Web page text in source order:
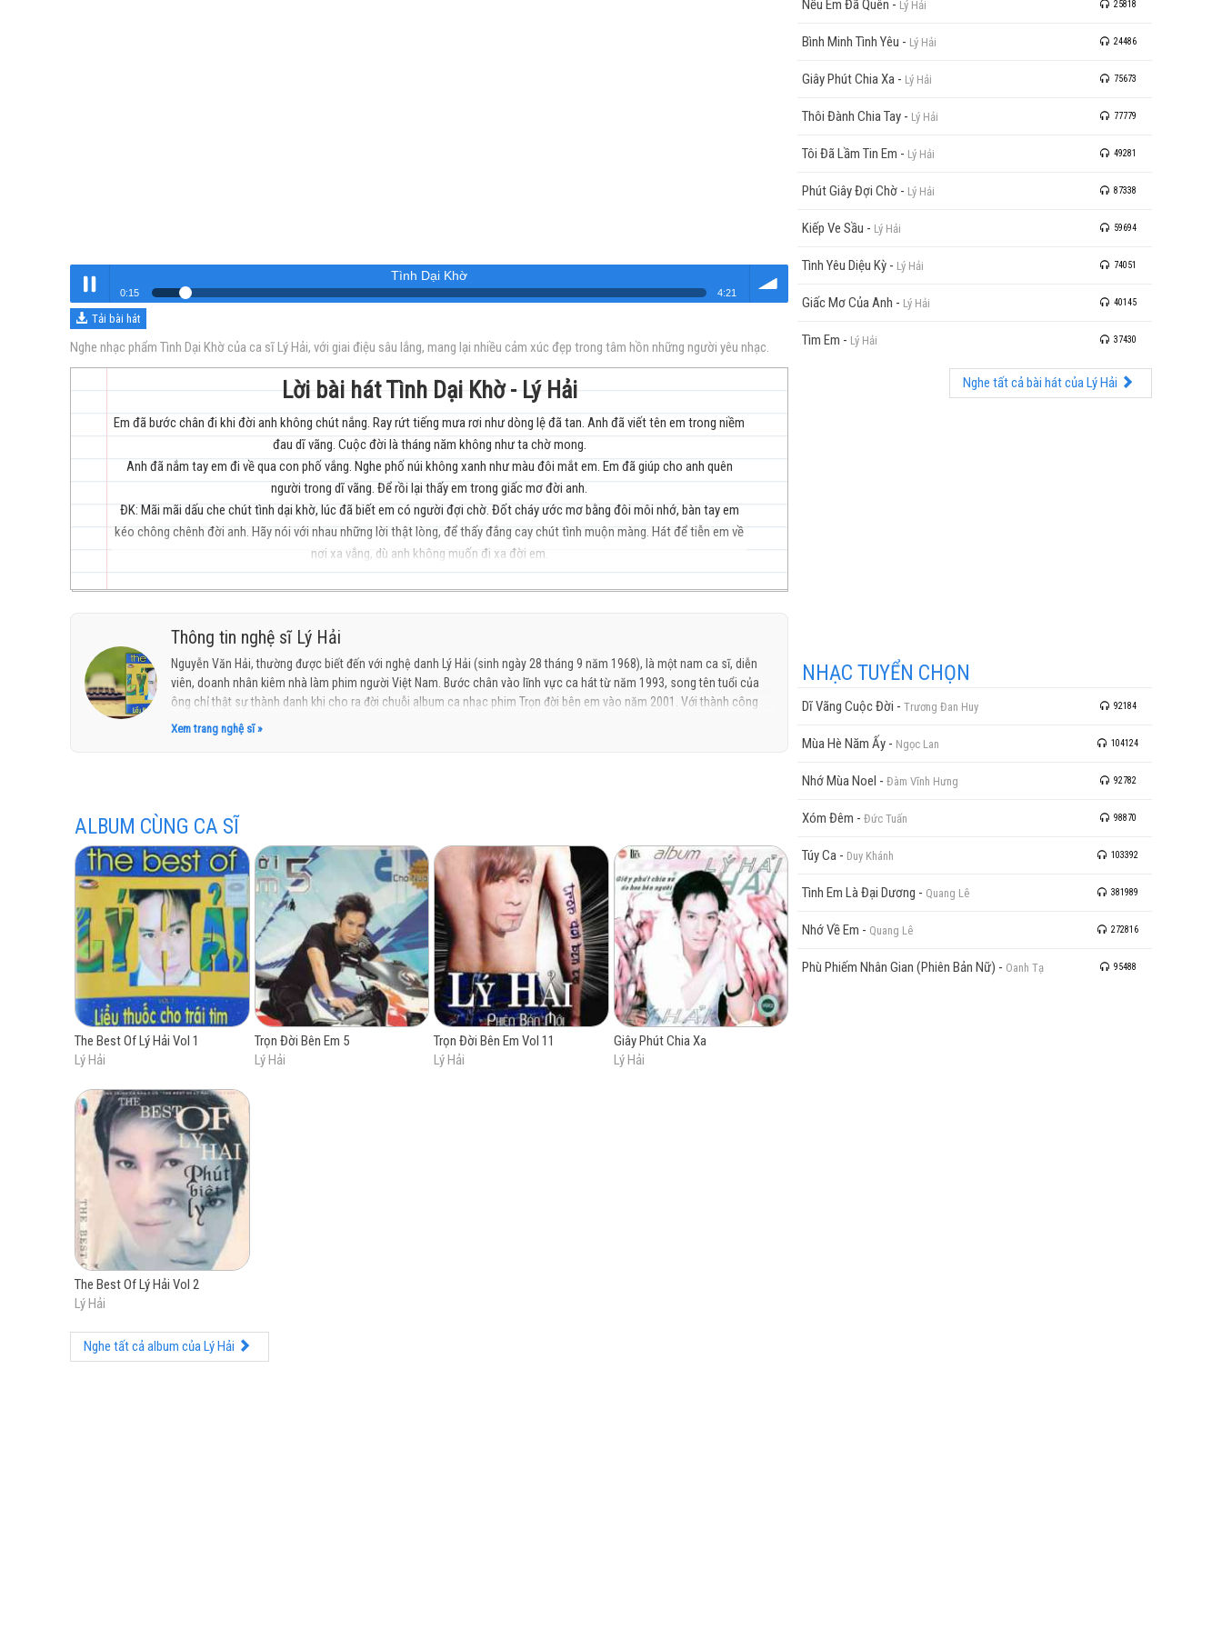
Nghe
Tình Dại Khờ
0:16 4:21
Tình Dại Khờ
Tải bài hát
Nghe nhạc phẩm Tình Dại Khờ của ca sĩ Lý Hải, với giai điệu sâu lắng, mang lại nhiều cảm xúc đẹp trong tâm hồn những người yêu nhạc.
Lời bài hát Tình Dại Khờ - Lý Hải
Em đã bước chân đi khi đời anh không chút nắng. Ray rứt tiếng mưa rơi như dòng lệ đã tan. Anh đã viết tên em trong niềm
đau dĩ vãng. Cuộc đời là tháng năm không như ta chờ mong.
Anh đã nắm tay em đi về qua con phố vắng. Nghe phố núi không xanh như màu đôi mắt em. Em đã giúp cho anh quên
người trong dĩ vãng. Để rồi lại thấy em trong giấc mơ đời anh.
ĐK: Mãi mãi dấu che chút tình dại khờ, lúc đã biết em có người đợi chờ. Đốt cháy ước mơ bằng đôi môi nhớ, bàn tay em
kéo chông chênh đời anh. Hãy nói với nhau những lời thật lòng, để thấy đắng cay chút tình muộn màng. Hát để tiễn em về
nơi xa vắng, dù anh không muốn đi xa đời em.
Thông tin nghệ sĩ Lý Hải
Nguyễn Văn Hải, thường được biết đến với nghệ danh Lý Hải (sinh ngày 28 tháng 9 năm 1968), là một nam ca sĩ, diễn
viên, doanh nhân kiêm nhà làm phim người Việt Nam. Bước chân vào lĩnh vực ca hát từ năm 1993, song tên tuổi của
ông chỉ thật sự thành danh khi cho ra đời chuỗi album ca nhạc phim Trọn đời bên em vào năm 2001. Với thành công
của loạt album này, Lý Hải đã xây dựng thành công thương hiệu cho riêng mình và trở thành một trong những nam ca sĩ
ăn khách nhất thời điểm bấy giờ, đặc biệt là đối với khán giả miền Tây Nam Bộ. Với sở trường trình bày những ca khúc
Lý Hải Productions, ông còn được biết đến khi là người sáng tạo ra thương hiệu điện ảnh Lật mặt. Thương hiệu khi ra
mắt lần đầu vào năm 2015 đã giúp ông thành công thu về hơn 1 nghìn tỷ VND và những phần phim do ông thực hiện
cũng thường nhận được hầu hết những lời khen ngợi từ giới chuyên môn.
Xem trang nghệ sĩ »
ALBUM CÙNG CA SĨ
The Best Of Lý Hải Vol 1
Lý Hải
Trọn Đời Bên Em 5
Lý Hải
Trọn Đời Bên Em Vol 11
Lý Hải
Giây Phút Chia Xa
Lý Hải
The Best Of Lý Hải Vol 2
Lý Hải
Nghe tất cả album của Lý Hải
Nếu Em Đã Quên - Lý Hải 25818
Bình Minh Tình Yêu - Lý Hải 24486
Giây Phút Chia Xa - Lý Hải 75673
Thôi Đành Chia Tay - Lý Hải 77779
Tôi Đã Lầm Tin Em - Lý Hải 49281
Phút Giây Đợi Chờ - Lý Hải 87338
Kiếp Ve Sầu - Lý Hải 59694
Tình Yêu Diệu Kỳ - Lý Hải 74051
Giấc Mơ Của Anh - Lý Hải 40145
Tìm Em - Lý Hải 37430
Nghe tất cả bài hát của Lý Hải
NHẠC TUYỂN CHỌN
Dĩ Vãng Cuộc Đời - Trương Đan Huy 92184
Mùa Hè Năm Ấy - Ngọc Lan 104124
Nhớ Mùa Noel - Đàm Vĩnh Hưng 92782
Xóm Đêm - Đức Tuấn 98870
Túy Ca - Duy Khánh 103392
Tình Em Là Đại Dương - Quang Lê 381989
Nhớ Về Em - Quang Lê 272816
Phù Phiếm Nhân Gian (Phiên Bản Nữ) - Oanh Tạ 95488